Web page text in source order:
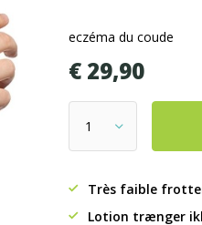
eczéma du coude
€ 29,90
Très faible
Lotion trænger